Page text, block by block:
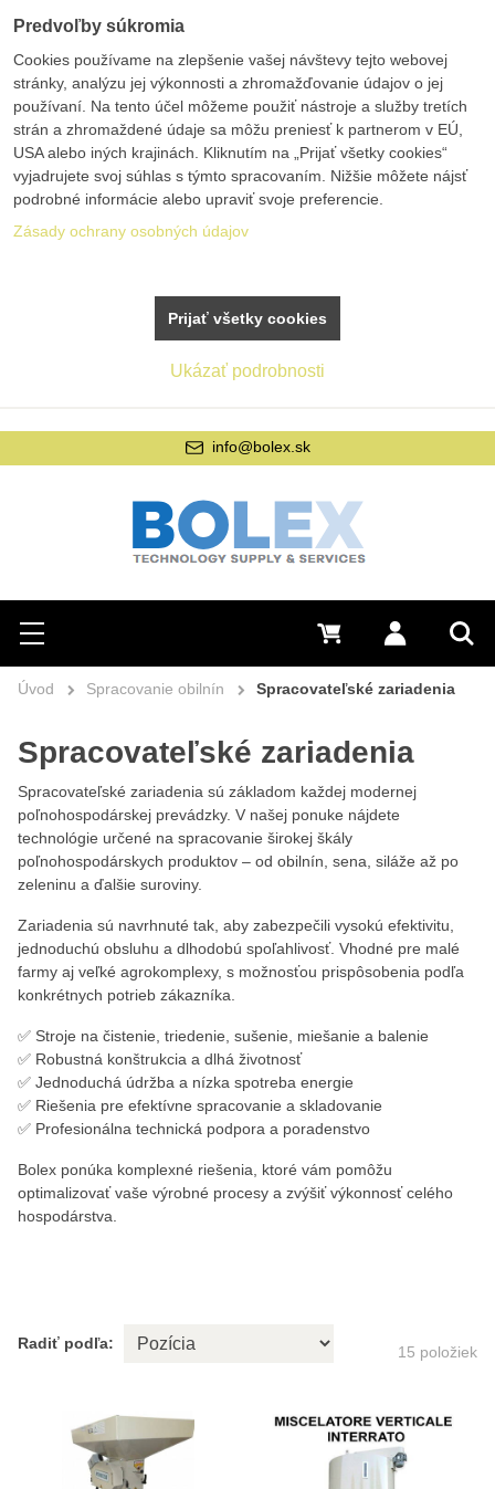
Hľadať
Menu Prihlásiť sa
0 €
info@bolex.sk
Úvod Spracovanie obilnín Spracovateľské zariadenia
Spracovateľské zariadenia
Spracovateľské zariadenia sú základom každej modernej
poľnohospodárskej prevádzky. V našej ponuke nájdete
technológie určené na spracovanie širokej škály
poľnohospodárskych produktov – od obilnín, sena, siláže až po
zeleninu a ďalšie suroviny.
Zariadenia sú navrhnuté tak, aby zabezpečili vysokú efektivitu,
jednoduchú obsluhu a dlhodobú spoľahlivosť. Vhodné pre malé
farmy aj veľké agrokomplexy, s možnosťou prispôsobenia podľa
konkrétnych potrieb zákazníka.
✅ Stroje na čistenie, triedenie, sušenie, miešanie a balenie
✅ Robustná konštrukcia a dlhá životnosť
✅ Jednoduchá údržba a nízka spotreba energie
✅ Riešenia pre efektívne spracovanie a skladovanie
✅ Profesionálna technická podpora a poradenstvo
Bolex ponúka komplexné riešenia, ktoré vám pomôžu
optimalizovať vaše výrobné procesy a zvýšiť výkonnosť celého
hospodárstva.
Radiť podľa: 15 položiek
Predvoľby súkromia
Cookies používame na zlepšenie vašej návštevy tejto webovej
stránky, analýzu jej výkonnosti a zhromažďovanie údajov o jej
používaní. Na tento účel môžeme použiť nástroje a služby tretích
strán a zhromaždené údaje sa môžu preniesť k partnerom v EÚ,
USA alebo iných krajinách. Kliknutím na „Prijať všetky cookies“
vyjadrujete svoj súhlas s týmto spracovaním. Nižšie môžete nájsť
podrobné informácie alebo upraviť svoje preferencie.
Zásady ochrany osobných údajov
Ukázať podrobnosti
Prijať všetky cookies